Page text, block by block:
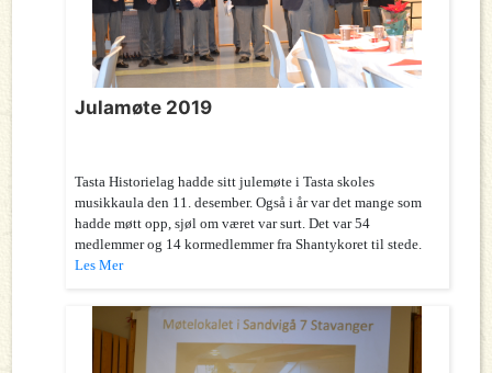
Julamøte 2019
Tasta Historielag hadde sitt julemøte i Tasta skoles
musikkaula den 11. desember. Også i år var det mange som
hadde møtt opp, sjøl om været var surt. Det var 54
medlemmer og 14 kormedlemmer fra Shantykoret til stede.
Les Mer